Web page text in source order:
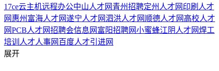
17ce云主机远程办公中山人才网 青州招聘定州人才网 印刷人才
网 惠州富海人才网遂宁人才网泗洪人才网 顺德人才网 高校人才
网PCB人才网招聘会信息网 富阳招聘网小蜜蜂江阴人才网焊工
培训 人才人事网 百度人才引进网
展开